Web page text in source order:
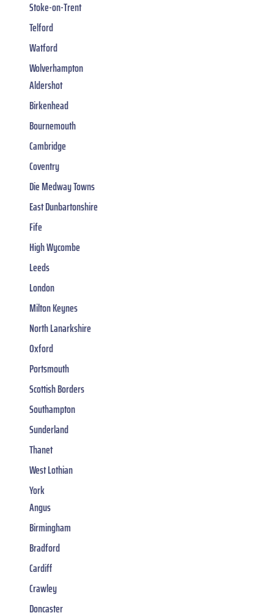
Stoke-on-Trent
Telford
Watford
Wolverhampton
Aldershot
Birkenhead
Bournemouth
Cambridge
Coventry
Die Medway Towns
East Dunbartonshire
Fife
High Wycombe
Leeds
London
Milton Keynes
North Lanarkshire
Oxford
Portsmouth
Scottish Borders
Southampton
Sunderland
Thanet
West Lothian
York
Angus
Birmingham
Bradford
Cardiff
Crawley
Doncaster